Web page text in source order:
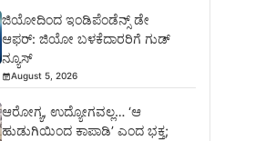
ಜಿಯೋದಿಂದ ಇಂಡಿಪೆಂಡೆನ್ಸ್ ಡೇ
ಆಫರ್: ಜಿಯೋ ಬಳಕೆದಾರರಿಗೆ ಗುಡ್
ನ್ಯೂಸ್
August 5, 2026
ಆರೋಗ್ಯ, ಉದ್ಯೋಗವಲ್ಲ… ‘ಆ
ಹುಡುಗಿಯಿಂದ ಕಾಪಾಡಿ’ ಎಂದ ಭಕ್ತ;